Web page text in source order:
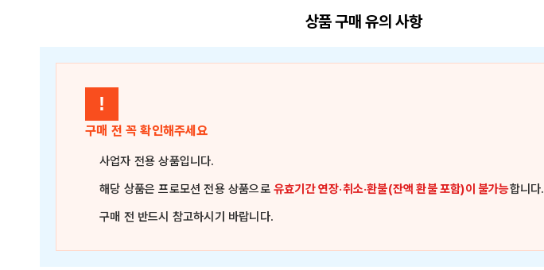
상품 구매 유의 사항
!
구매 전 꼭 확인해주세요
사업자 전용 상품입니다.
해당 상품은프로모션 전용 상품으로유효기간 연장·취소·환불(잔액 환불 포함)이 불가능합니다.
구매 전 반드시 참고하시기 바랍니다.